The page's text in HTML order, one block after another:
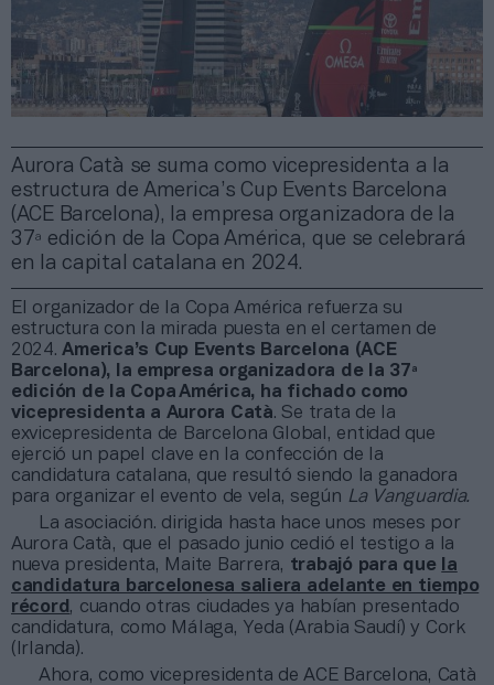
Aurora Catà se suma como vicepresidenta a la
estructura de America’s Cup Events Barcelona
(ACE Barcelona), la empresa organizadora de la
37ª edición de la Copa América, que se celebrará
en la capital catalana en 2024.
El organizador de la Copa América refuerza su
estructura con la mirada puesta en el certamen de
2024. America’s Cup Events Barcelona (ACE
Barcelona), la empresa organizadora de la 37ª
edición de la Copa América, ha fichado como
vicepresidenta a Aurora Catà. Se trata de la
exvicepresidenta de Barcelona Global, entidad que
ejerció un papel clave en la confección de la
candidatura catalana, que resultó siendo la ganadora
para organizar el evento de vela, según La Vanguardia.
La asociación. dirigida hasta hace unos meses por
Aurora Catà, que el pasado junio cedió el testigo a la
nueva presidenta, Maite Barrera, trabajó para que
la
candidatura barcelonesa saliera adelante en tiempo
récord , cuando otras ciudades ya habían presentado
candidatura, como Málaga, Yeda (Arabia Saudí) y Cork
(Irlanda).
Ahora, como vicepresidenta de ACE Barcelona, Catà